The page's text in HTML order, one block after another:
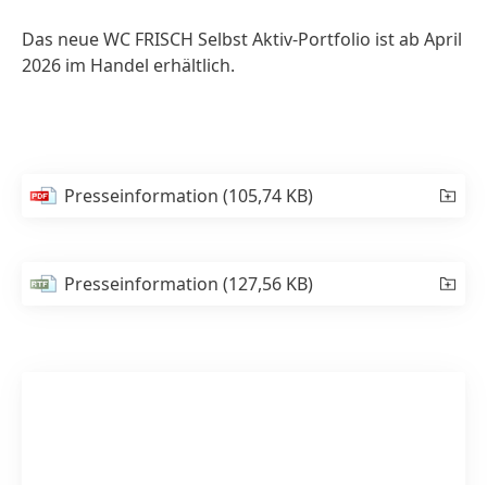
Das neue WC FRISCH Selbst Aktiv-Portfolio ist ab April
2026 im Handel erhältlich.
Presseinformation(105,74 KB)
Presseinformation(127,56 KB)